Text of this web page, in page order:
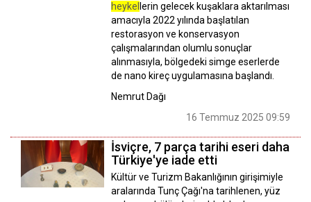
heykel lerin gelecek kuşaklara aktarılması
amacıyla 2022 yılında başlatılan
restorasyon ve konservasyon
çalışmalarından olumlu sonuçlar
alınmasıyla, bölgedeki simge eserlerde
de nano kireç uygulamasına başlandı.
Nemrut Dağı
16 Temmuz 2025 09:59
İsviçre, 7 parça tarihi eseri daha
Türkiye'ye iade etti
Kültür ve Turizm Bakanlığının girişimiyle
aralarında Tunç Çağı'na tarihlenen, yüz